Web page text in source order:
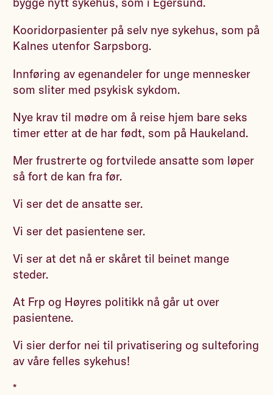
Kooridorpasienter på selv nye sykehus, som på
Kalnes utenfor Sarpsborg.
Innføring av egenandeler for unge mennesker
som sliter med psykisk sykdom.
Nye krav til mødre om å reise hjem bare seks
timer etter at de har født, som på Haukeland.
Mer frustrerte og fortvilede ansatte som løper
så fort de kan fra før.
Vi ser det de ansatte ser.
Vi ser det pasientene ser.
Vi ser at det nå er skåret til beinet mange
steder.
At Frp og Høyres politikk nå går ut over
pasientene.
Vi sier derfor nei til privatisering og sulteforing
av våre felles sykehus!
*